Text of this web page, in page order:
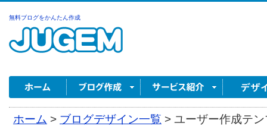
無料ブログをかんたん作成
ホーム > ブログデザイン一覧 > ユーザー作成テ